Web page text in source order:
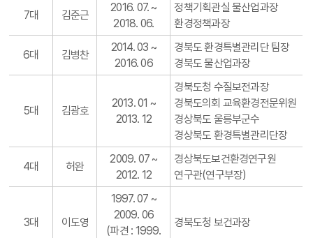
7대 김준근
2016. 07. ~
2018. 06.
정책기획관실 물산업과장
환경정책과장
6대 김병찬
2014. 03 ~
2016. 06
경북도 환경특별관리단 팀장
경북도 물산업과장
5대 김광호
2013. 01 ~
2013. 12
경북도청 수질보전과장
경북도의회 교육환경전문위원
경상북도 울릉부군수
경상북도 환경특별관리단장
4대 허완
2009. 07 ~
2012. 12
경상북도보건환경연구원
연구관(연구부장)
3대 이도영
1997. 07 ~
2009. 06
(파견 : 1999.
경북도청 보건과장